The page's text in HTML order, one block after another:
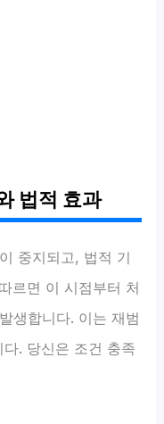
법적 효과
중지되고, 법적 기
르면 이 시점부터 처
생합니다. 이는 재범
. 당신은 조건 충족